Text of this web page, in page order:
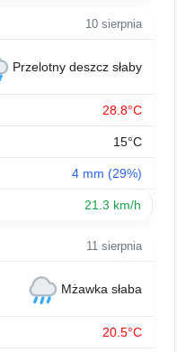
10 sierpnia
Przelotny deszcz słaby
28.8°C
15°C
4 mm (29%)
21.3 km/h
11 sierpnia
Mżawka słaba
20.5°C